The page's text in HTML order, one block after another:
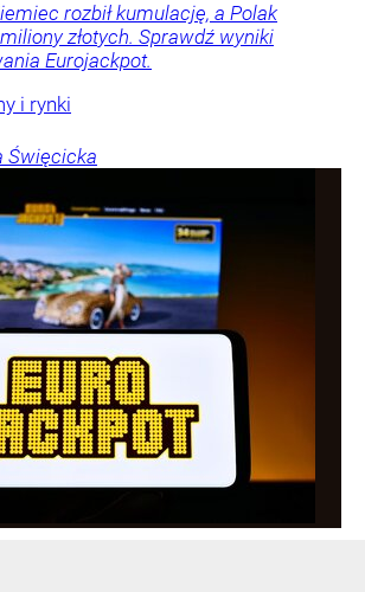
rozbił kumulację, a Polak
złotych. Sprawdź wyniki
Eurojackpot.
i rynki
Święcicka